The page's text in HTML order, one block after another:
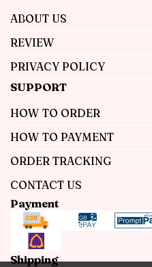
ABOUT US
REVIEW
PRIVACY POLICY
SUPPORT
HOW TO ORDER
HOW TO PAYMENT
ORDER TRACKING
CONTACT US
Payment
Shipping